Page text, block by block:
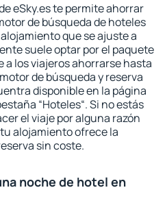
eSky.es te permite ahorrar
de búsqueda de hoteles
que se ajuste a
suele optar por el paquete
a los viajeros ahorrarse hasta
de búsqueda y reserva
disponible en la página
“Hoteles“. Si no estás
el viaje por alguna razón
alojamiento ofrece la
sin coste.
noche de hotel en